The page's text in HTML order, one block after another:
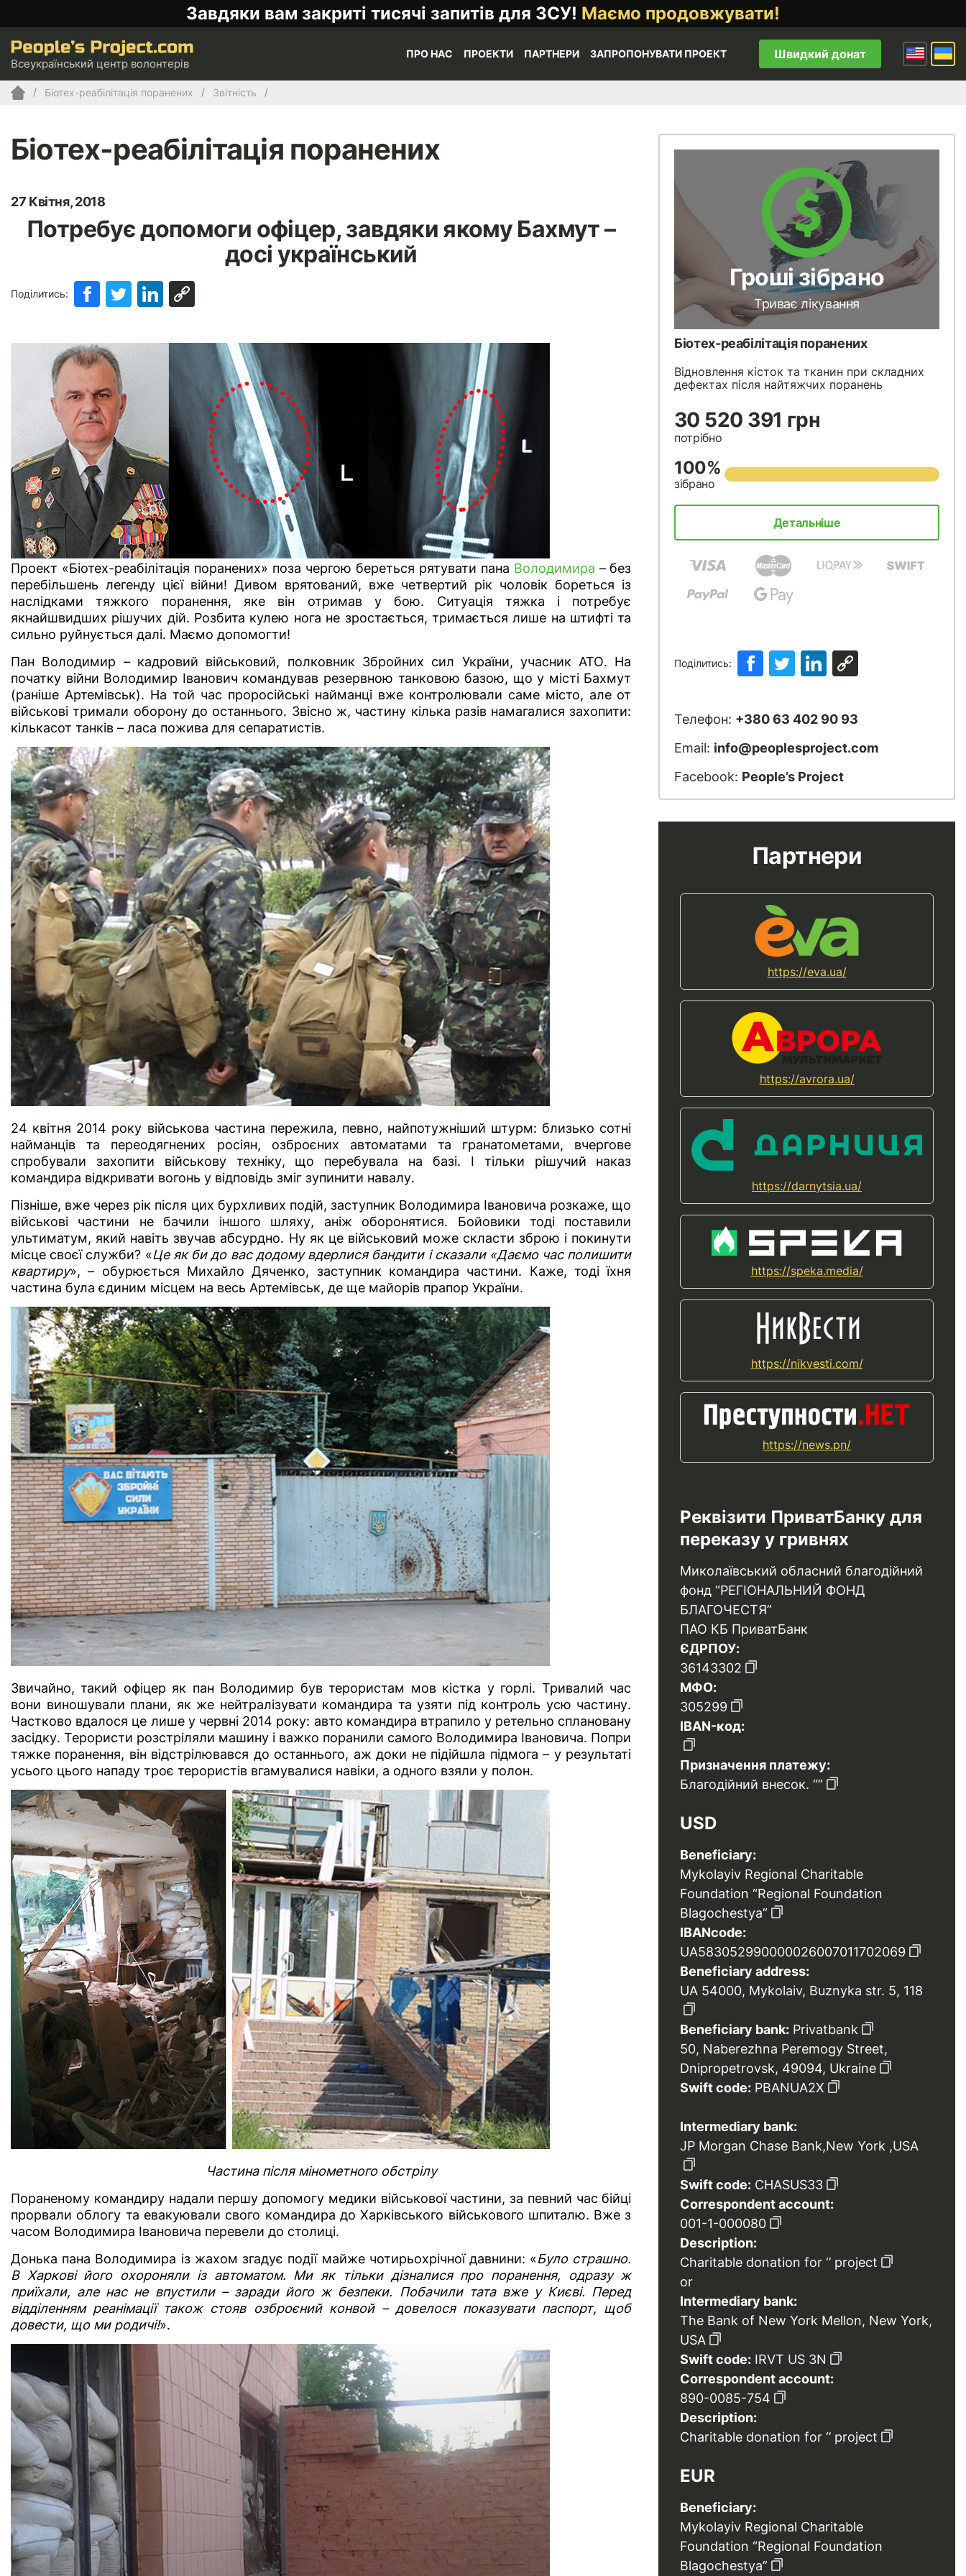
Завдяки вам закриті тисячі запитів для ЗСУ! Маємо продовжувати!
Всеукраїнський центр волонтерів
ПРО НАС ПРОЕКТИ ПАРТНЕРИ ЗАПРОПОНУВАТИ ПРОЕКТ Швидкий донат
Біотех-реабілітація поранених Звітність
Біотех-реабілітація поранених
27 Квітня, 2018
Потребує допомоги офіцер, завдяки якому Бахмут –
досі український
Поділитись:
Проект «Біотех-реабілітація поранених» поза чергою береться рятувати пана Володимира – без
перебільшень легенду цієї війни! Дивом врятований, вже четвертий рік чоловік бореться із
наслідками тяжкого поранення, яке він отримав у бою. Ситуація тяжка і потребує
якнайшвидших рішучих дій. Розбита кулею нога не зростається, тримається лише на штифті та
сильно руйнується далі. Маємо допомогти!
Пан Володимир – кадровий військовий, полковник Збройних сил України, учасник АТО. На
початку війни Володимир Іванович командував резервною танковою базою, що у місті Бахмут
(раніше Артемівськ). На той час проросійські найманці вже контролювали саме місто, але от
військові тримали оборону до останнього. Звісно ж, частину кілька разів намагалися захопити:
кількасот танків – ласа пожива для сепаратистів.
24 квітня 2014 року військова частина пережила, певно, найпотужніший штурм: близько сотні
найманців та переодягнених росіян, озброєних автоматами та гранатометами, вчергове
спробували захопити військову техніку, що перебувала на базі. І тільки рішучий наказ
командира відкривати вогонь у відповідь зміг зупинити навалу.
Пізніше, вже через рік після цих бурхливих подій, заступник Володимира Івановича розкаже, що
військові частини не бачили іншого шляху, аніж оборонятися. Бойовики тоді поставили
ультиматум, який навіть звучав абсурдно. Ну як це військовий може скласти зброю і покинути
місце своєї служби? «Це як би до вас додому вдерлися бандити і сказали «Даємо час полишити
квартиру», – обурюється Михайло Дяченко, заступник командира частини. Каже, тоді їхня
частина була єдиним місцем на весь Артемівськ, де ще майорів прапор України.
Звичайно, такий офіцер як пан Володимир був терористам мов кістка у горлі. Тривалий час
вони виношували плани, як же нейтралізувати командира та узяти під контроль усю частину.
Частково вдалося це лише у червні 2014 року: авто командира втрапило у ретельно сплановану
засідку. Терористи розстріляли машину і важко поранили самого Володимира Івановича. Попри
тяжке поранення, він відстрілювався до останнього, аж доки не підійшла підмога – у результаті
усього цього нападу троє терористів вгамувалися навіки, а одного взяли у полон.
Частина після мінометного обстрілу
Пораненому командиру надали першу допомогу медики військової частини, за певний час бійці
прорвали облогу та евакуювали свого командира до Харківського військового шпиталю. Вже з
часом Володимира Івановича перевели до столиці.
Донька пана Володимира із жахом згадує події майже чотирьохрічної давнини: «Було страшно.
В Харкові його охороняли із автоматом. Ми як тільки дізналися про поранення, одразу ж
приїхали, але нас не впустили – заради його ж безпеки. Побачили тата вже у Києві. Перед
відділенням реанімації також стояв озброєний конвой – довелося показувати паспорт, щоб
довести, що ми родичі!».
Гроші зібрано
Триває лікування
Біотех-реабілітація поранених
Відновлення кісток та тканин при складних
дефектах після найтяжчих поранень
30 520 391 грн
потрібно
100%
зібрано
Детальніше
Поділитись:
Телефон: +380 63 402 90 93
Email: info@peoplesproject.com
Facebook: People’s Project
Партнери
https://eva.ua/
https://avrora.ua/
https://darnytsia.ua/
https://speka.media/
https://nikvesti.com/
https://news.pn/
Реквізити ПриватБанку для
переказу у гривнях
Миколаївський обласний благодійний
фонд “РЕГІОНАЛЬНИЙ ФОНД
БЛАГОЧЕСТЯ”
ПАО КБ ПриватБанк
ЄДРПОУ:
36143302
МФО:
305299
IBAN-код:
Призначення платежу:
Благодійний внесок. “”
USD
Beneficiary:
Mykolayiv Regional Charitable
Foundation “Regional Foundation
Blagochestya”
IBANcode:
UA583052990000026007011702069
Beneficiary address:
UA 54000, Mykolaiv, Buznyka str. 5, 118
Beneficiary bank: Privatbank
50, Naberezhna Peremogy Street,
Dnipropetrovsk, 49094, Ukraine
Swift code: PBANUA2X
Intermediary bank:
JP Morgan Chase Bank,New York ,USA
Swift code: CHASUS33
Correspondent account:
001-1-000080
Description:
Charitable donation for ‘’ project
or
Intermediary bank:
The Bank of New York Mellon, New York,
USA
Swift code: IRVT US 3N
Correspondent account:
890-0085-754
Description:
Charitable donation for ‘’ project
EUR
Beneficiary:
Mykolayiv Regional Charitable
Foundation “Regional Foundation
Blagochestya”